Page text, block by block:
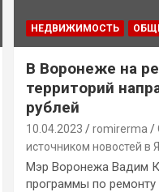
НЕДВИЖИМОСТЬ
В Воронеже на
территорий
рублей
10.04.2023 romirerma
источником новостей в
Мэр Воронежа Вадим
программы по ремонту